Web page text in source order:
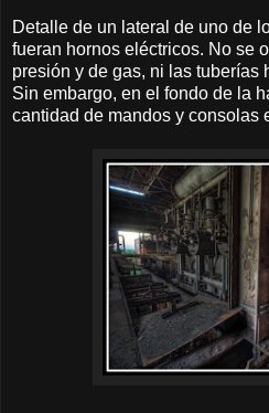
Detalle de un lateral de uno de
fueran hornos eléctricos. No se
presión y de gas, ni las tuberías
Sin embargo, en el fondo de la
cantidad de mandos y consolas